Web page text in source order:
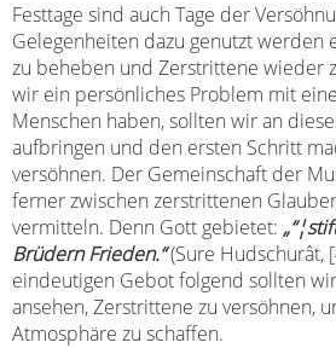
Festtage sind auch Tage der
Gelegenheiten dazu genutzt werden
zu beheben und Zerstrittene wieder
wir ein persönliches Problem mit
Menschen haben, sollten wir an
aufbringen und den ersten Schritt
versöhnen. Der Gemeinschaft der
ferner zwischen zerstrittenen
vermitteln. Denn Gott gebietet:
Brüdern Frieden.“(Sure Hudschurât,
eindeutigen Gebot folgend sollten
ansehen, Zerstrittene zu versöhnen,
Atmosphäre zu schaffen.